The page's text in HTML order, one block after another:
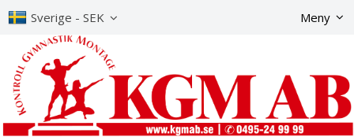
Sverige - SEK Meny